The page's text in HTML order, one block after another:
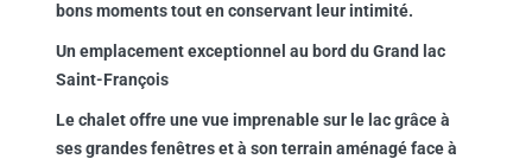
bons moments tout en conservant leur intimité.
Un emplacement exceptionnel au bord du Grand lac
Saint-François
Le chalet offre une vue imprenable sur le lac grâce à
ses grandes fenêtres et à son terrain aménagé face à